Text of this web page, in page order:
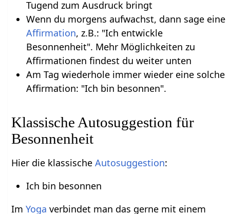
Tugend zum Ausdruck bringt
Wenn du morgens aufwachst, dann sage eine
Affirmation, z.B.: "Ich entwickle
Besonnenheit". Mehr Möglichkeiten zu
Affirmationen findest du weiter unten
Am Tag wiederhole immer wieder eine solche
Affirmation: "Ich bin besonnen".
Klassische Autosuggestion für
Besonnenheit
Hier die klassischeAutosuggestion:
Ich bin besonnen
ImYoga verbindet man das gerne mit einem